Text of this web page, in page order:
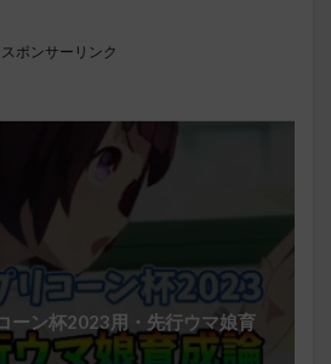
スポンサーリンク
ーン杯2023用・先行ウマ娘育